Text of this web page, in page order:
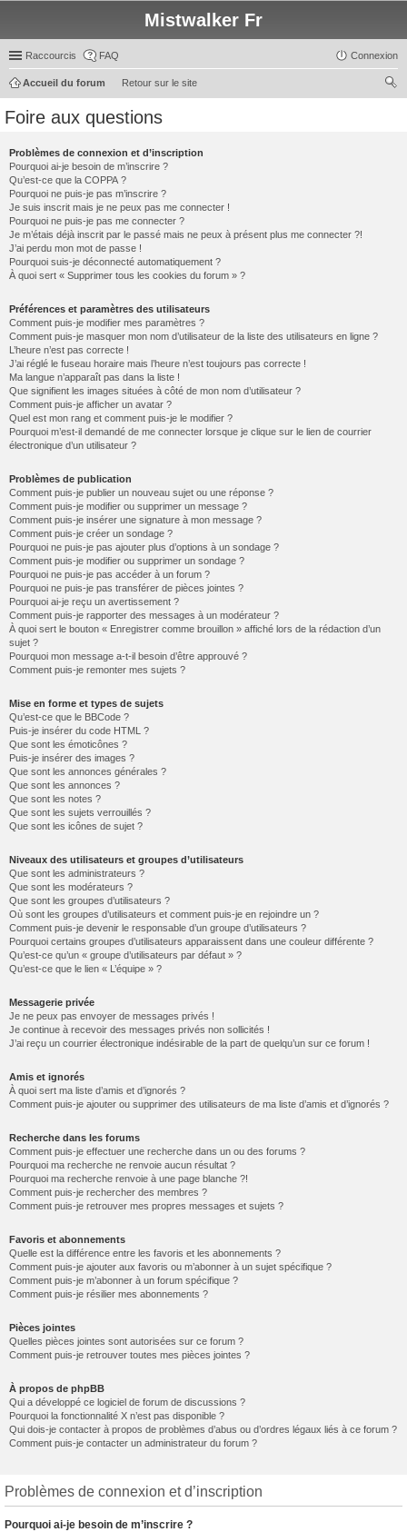
Mistwalker Fr
Raccourcis FAQ Connexion
Retour sur le site
Accueil du forum
Foire aux questions
Problèmes de connexion et d’inscription
Pourquoi ai-je besoin de m’inscrire ?
Qu’est-ce que la COPPA ?
Pourquoi ne puis-je pas m’inscrire ?
Je suis inscrit mais je ne peux pas me connecter !
Pourquoi ne puis-je pas me connecter ?
Je m’étais déjà inscrit par le passé mais ne peux à présent plus me connecter ?!
J’ai perdu mon mot de passe !
Pourquoi suis-je déconnecté automatiquement ?
À quoi sert « Supprimer tous les cookies du forum » ?
Préférences et paramètres des utilisateurs
Comment puis-je modifier mes paramètres ?
Comment puis-je masquer mon nom d’utilisateur de la liste des utilisateurs en ligne ?
L’heure n’est pas correcte !
J’ai réglé le fuseau horaire mais l’heure n’est toujours pas correcte !
Ma langue n’apparaît pas dans la liste !
Que signifient les images situées à côté de mon nom d’utilisateur ?
Comment puis-je afficher un avatar ?
Quel est mon rang et comment puis-je le modifier ?
Pourquoi m’est-il demandé de me connecter lorsque je clique sur le lien de courrier
électronique d’un utilisateur ?
Problèmes de publication
Comment puis-je publier un nouveau sujet ou une réponse ?
Comment puis-je modifier ou supprimer un message ?
Comment puis-je insérer une signature à mon message ?
Comment puis-je créer un sondage ?
Pourquoi ne puis-je pas ajouter plus d’options à un sondage ?
Comment puis-je modifier ou supprimer un sondage ?
Pourquoi ne puis-je pas accéder à un forum ?
Pourquoi ne puis-je pas transférer de pièces jointes ?
Pourquoi ai-je reçu un avertissement ?
Comment puis-je rapporter des messages à un modérateur ?
À quoi sert le bouton « Enregistrer comme brouillon » affiché lors de la rédaction d’un
sujet ?
Pourquoi mon message a-t-il besoin d’être approuvé ?
Comment puis-je remonter mes sujets ?
Mise en forme et types de sujets
Qu’est-ce que le BBCode ?
Puis-je insérer du code HTML ?
Que sont les émoticônes ?
Puis-je insérer des images ?
Que sont les annonces générales ?
Que sont les annonces ?
Que sont les notes ?
Que sont les sujets verrouillés ?
Que sont les icônes de sujet ?
Niveaux des utilisateurs et groupes d’utilisateurs
Que sont les administrateurs ?
Que sont les modérateurs ?
Que sont les groupes d’utilisateurs ?
Où sont les groupes d’utilisateurs et comment puis-je en rejoindre un ?
Comment puis-je devenir le responsable d’un groupe d’utilisateurs ?
Pourquoi certains groupes d’utilisateurs apparaissent dans une couleur différente ?
Qu’est-ce qu’un « groupe d’utilisateurs par défaut » ?
Qu’est-ce que le lien « L’équipe » ?
Messagerie privée
Je ne peux pas envoyer de messages privés !
Je continue à recevoir des messages privés non sollicités !
J’ai reçu un courrier électronique indésirable de la part de quelqu’un sur ce forum !
Amis et ignorés
À quoi sert ma liste d’amis et d’ignorés ?
Comment puis-je ajouter ou supprimer des utilisateurs de ma liste d’amis et d’ignorés ?
Recherche dans les forums
Comment puis-je effectuer une recherche dans un ou des forums ?
Pourquoi ma recherche ne renvoie aucun résultat ?
Pourquoi ma recherche renvoie à une page blanche ?!
Comment puis-je rechercher des membres ?
Comment puis-je retrouver mes propres messages et sujets ?
Favoris et abonnements
Quelle est la différence entre les favoris et les abonnements ?
Comment puis-je ajouter aux favoris ou m’abonner à un sujet spécifique ?
Comment puis-je m’abonner à un forum spécifique ?
Comment puis-je résilier mes abonnements ?
Pièces jointes
Quelles pièces jointes sont autorisées sur ce forum ?
Comment puis-je retrouver toutes mes pièces jointes ?
À propos de phpBB
Qui a développé ce logiciel de forum de discussions ?
Pourquoi la fonctionnalité X n’est pas disponible ?
Qui dois-je contacter à propos de problèmes d’abus ou d’ordres légaux liés à ce forum ?
Comment puis-je contacter un administrateur du forum ?
Problèmes de connexion et d’inscription
Pourquoi ai-je besoin de m’inscrire ?